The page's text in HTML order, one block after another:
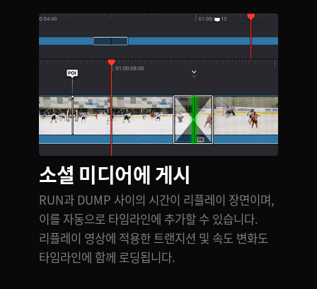
소셜 미디어에 게시
RUN과 DUMP 사이의 시간이 리플레이 장면이며,
이를 자동으로 타임라인에 추가할 수 있습니다.
리플레이 영상에 적용한 트랜지션 및 속도 변화도
타임라인에 함께 로딩됩니다.